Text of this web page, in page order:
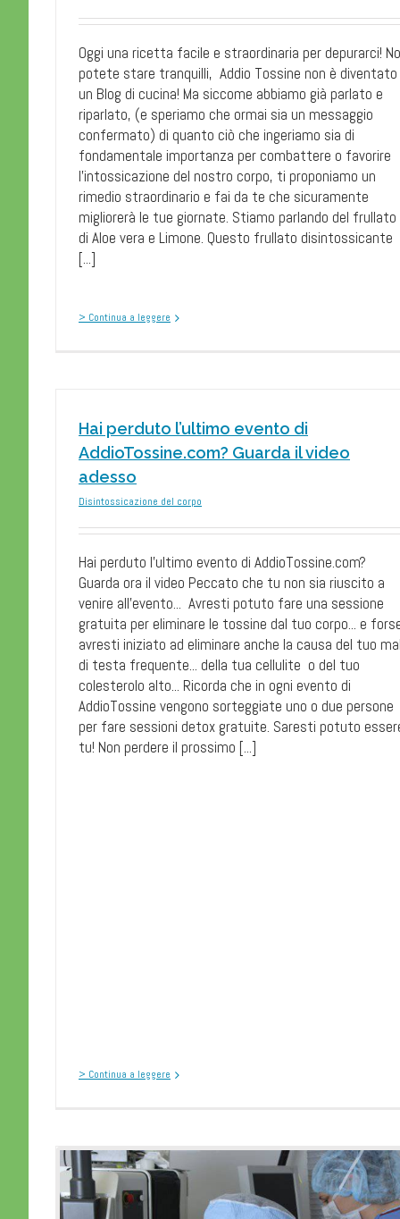
Oggi una ricetta facile e straordinaria per depurarci!
potete stare tranquilli, Addio Tossine non è diventato
un Blog di cucina! Ma siccome abbiamo già parlato e
riparlato, (e speriamo che ormai sia un messaggio
confermato) di quanto ciò che ingeriamo sia di
fondamentale importanza per combattere o favorire
l’intossicazione del nostro corpo, ti proponiamo un
rimedio straordinario e fai da te che sicuramente
migliorerà le tue giornate. Stiamo parlando del frullato
di Aloe vera e Limone. Questo frullato disintossicante
[...]
> Continua a leggere
Hai perduto l’ultimo evento di
AddioTossine.com? Guarda il video
adesso
Disintossicazione del corpo
Hai perduto l'ultimo evento di AddioTossine.com?
Guarda ora il video Peccato che tu non sia riuscito a
venire all'evento... Avresti potuto fare una sessione
gratuita per eliminare le tossine dal tuo corpo... e
avresti iniziato ad eliminare anche la causa del tuo mal
di testa frequente... della tua cellulite o del tuo
colesterolo alto... Ricorda che in ogni evento di
AddioTossine vengono sorteggiate uno o due persone
per fare sessioni detox gratuite. Saresti potuto
tu! Non perdere il prossimo [...]
> Continua a leggere
DEVONO SAPERE
DETOXPROFONDO.IT Disintossicazione del corpo